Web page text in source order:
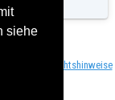
siehe
und Rechtshinweise